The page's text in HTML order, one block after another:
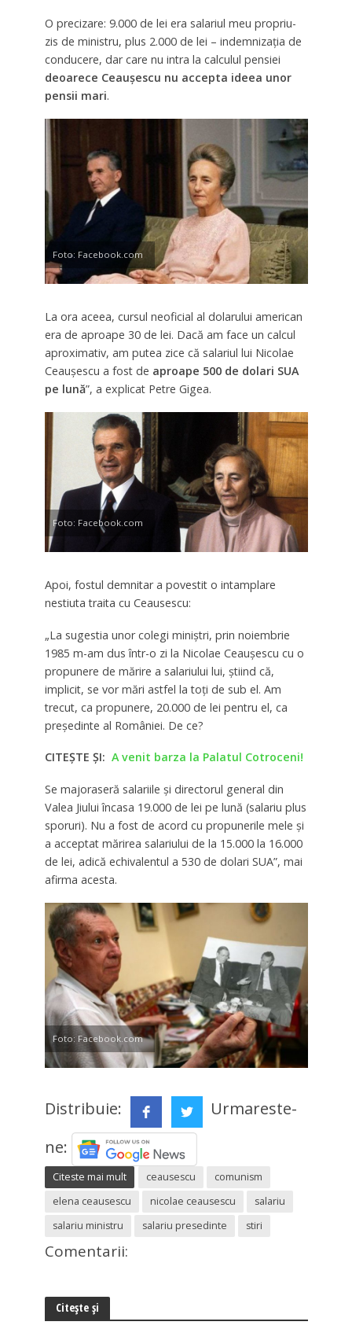
O precizare: 9.000 de lei era salariul meu propriu-
zis de ministru, plus 2.000 de lei – indemnizaţia de
conducere, dar care nu intra la calculul pensiei
deoarece Ceauşescu nu accepta ideea unor
pensii mari.
Foto: Facebook.com
La ora aceea, cursul neoficial al dolarului american
era de aproape 30 de lei. Dacă am face un calcul
aproximativ, am putea zice că salariul lui Nicolae
Ceauşescu a fost de aproape 500 de dolari SUA
pe lună”, a explicat Petre Gigea.
Foto: Facebook.com
Apoi, fostul demnitar a povestit o intamplare
nestiuta traita cu Ceausescu:
„La sugestia unor colegi miniştri, prin noiembrie
1985 m-am dus într-o zi la Nicolae Ceauşescu cu o
propunere de mărire a salariului lui, ştiind că,
implicit, se vor mări astfel la toţi de sub el. Am
trecut, ca propunere, 20.000 de lei pentru el, ca
preşedinte al României. De ce?
CITEȘTE ȘI: A venit barza la Palatul Cotroceni!
Se majoraseră salariile şi directorul general din
Valea Jiului încasa 19.000 de lei pe lună (salariu plus
sporuri). Nu a fost de acord cu propunerile mele şi
a acceptat mărirea salariului de la 15.000 la 16.000
de lei, adică echivalentul a 530 de dolari SUA”, mai
afirma acesta.
Foto: Facebook.com
Distribuie:
Urmareste-
ne:
Citeste mai mult ceausescu
comunism
elena ceausescu
nicolae ceausescu
salariu
salariu ministru
salariu presedinte stiri
Comentarii:
Citește și